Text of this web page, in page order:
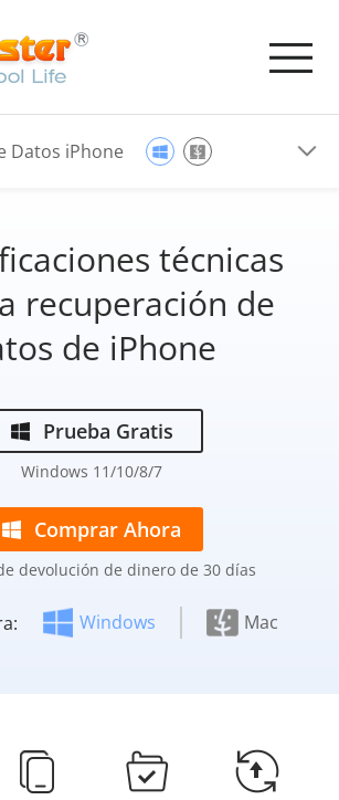
Datos iPhone
técnicas
recuperación de
de iPhone
Prueba Gratis
Windows 11/10/8/7
Comprar Ahora
devolución de dinero de 30 días
Windows Mac